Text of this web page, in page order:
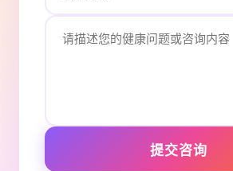
提交咨询